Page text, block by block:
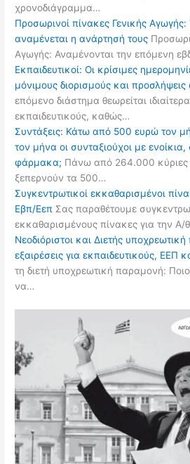
χρονοδιάγραμμα…
Προσωρινοί πίνακες Γενικής
αναμένεται η ανάρτησή τους
Αγωγής: Αναμένονται την επόμενη
Εκπαιδευτικοί: Οι κρίσιμες
μόνιμους διορισμούς και
επόμενο διάστημα θεωρείται
εκπαιδευτικούς, καθώς…
Συντάξεις: Κάτω από 500 ευρώ τον
τον μήνα οι συνταξιούχοι με
φάρμακα; Πάνω από 264.000 κύριες
ξεπερνούν τα 500…
Συγκεντρωτικοί εκκαθαρισμένοι
Εβπ/Εεπ Σας παραθέτουμε
εκκαθαρισμένους πίνακες για την Α/
Νεοδιόριστοι και Διετής
εξαιρέσεις για εκπαιδευτικούς, ΕΕΠ
τη διετή υποχρεωτική παραμονή:
να…